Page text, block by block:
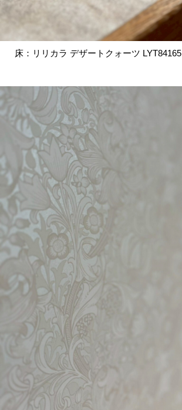
床：リリカラ デザートクォーツ LYT84165